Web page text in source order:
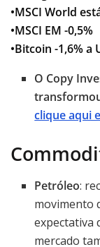
•MSCI World
•MSCI EM -0,5%
•Bitcoin -1,6% a
O Copy
clique aqui
Petróleo:
movimento
expectativa
mercado